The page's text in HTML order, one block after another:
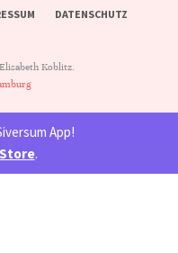
DATENSCHUTZ
Koblitz.
App!
.